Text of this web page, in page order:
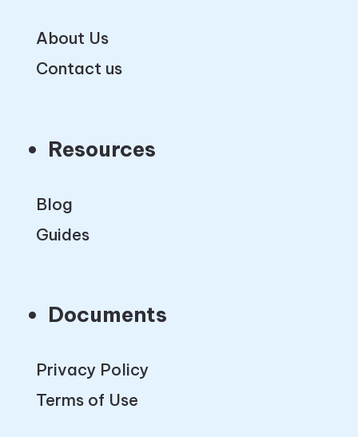
About Us
Contact us
Resources
Blog
Guides
Documents
Privacy Policy
Terms of Use